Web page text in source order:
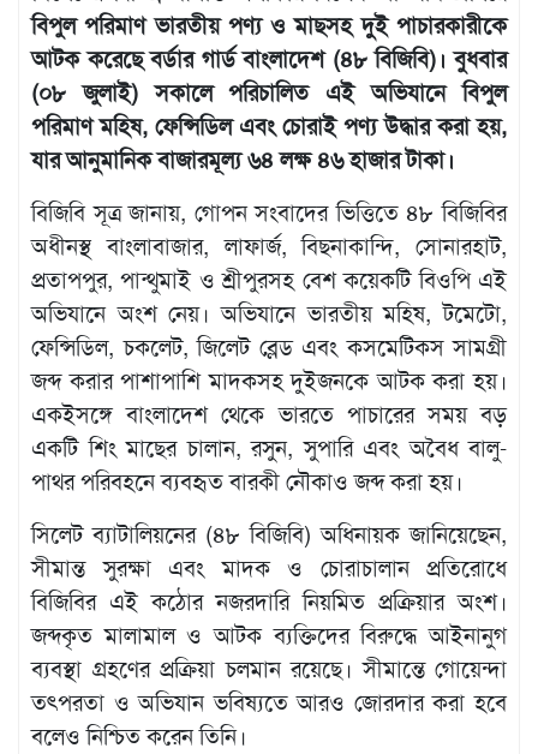
অন্যান্য
তথ্য
প্রযুক্তি
মতামত
শিল্প
সাহিত্য
আইন
আদালত
অর্থনীতি
স্বাস্থ্য
পর্যটন
লাইফস্টাইল
ফটো
প্রবাস
শিক্ষা
সংস্কৃতি
ধর্ম
গনমাধ্যম
সংবাদ
বিজ্ঞপ্তি
চাকুরী
আবহাওয়া
বিপুল পরিমাণ ভারতীয় পণ্য ও মাছসহ দুই পাচারকারীকে
আটক করেছে বর্ডার গার্ড বাংলাদেশ (৪৮ বিজিবি)। বুধবার
(০৮ জুলাই) সকালে পরিচালিত এই অভিযানে বিপুল
পরিমাণ মহিষ, ফেন্সিডিল এবং চোরাই পণ্য উদ্ধার করা হয়,
যার আনুমানিক বাজারমূল্য ৬৪ লক্ষ ৪৬ হাজার টাকা।
বিজিবি সূত্র জানায়, গোপন সংবাদের ভিত্তিতে ৪৮ বিজিবির
অধীনস্থ বাংলাবাজার, লাফার্জ, বিছনাকান্দি, সোনারহাট,
প্রতাপপুর, পান্থুমাই ও শ্রীপুরসহ বেশ কয়েকটি বিওপি এই
অভিযানে অংশ নেয়। অভিযানে ভারতীয় মহিষ, টমেটো,
ফেন্সিডিল, চকলেট, জিলেট ব্লেড এবং কসমেটিকস সামগ্রী
জব্দ করার পাশাপাশি মাদকসহ দুইজনকে আটক করা হয়।
একইসঙ্গে বাংলাদেশ থেকে ভারতে পাচারের সময় বড়
একটি শিং মাছের চালান, রসুন, সুপারি এবং অবৈধ বালু-
পাথর পরিবহনে ব্যবহৃত বারকী নৌকাও জব্দ করা হয়।
সিলেট ব্যাটালিয়নের (৪৮ বিজিবি) অধিনায়ক জানিয়েছেন,
সীমান্ত সুরক্ষা এবং মাদক ও চোরাচালান প্রতিরোধে
বিজিবির এই কঠোর নজরদারি নিয়মিত প্রক্রিয়ার অংশ।
জব্দকৃত মালামাল ও আটক ব্যক্তিদের বিরুদ্ধে আইনানুগ
ব্যবস্থা গ্রহণের প্রক্রিয়া চলমান রয়েছে। সীমান্তে গোয়েন্দা
তৎপরতা ও অভিযান ভবিষ্যতে আরও জোরদার করা হবে
বলেও নিশ্চিত করেন তিনি।